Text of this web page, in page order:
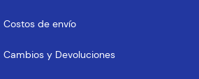
Costos de envío
Cambios y Devoluciones